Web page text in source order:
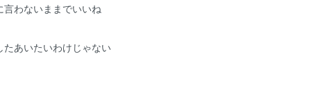
わないままでいいね
あいたいわけじゃない